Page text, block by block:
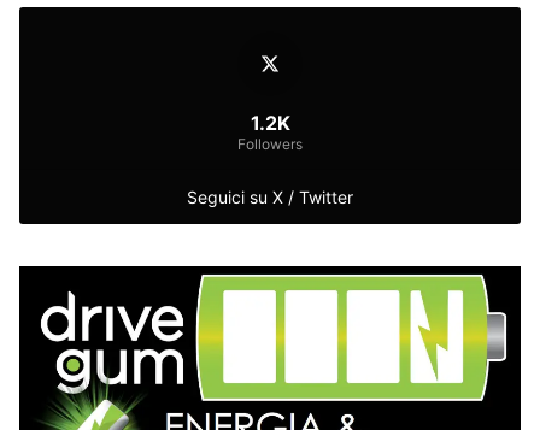
Seguici su X / Twitter
1.2K
Followers